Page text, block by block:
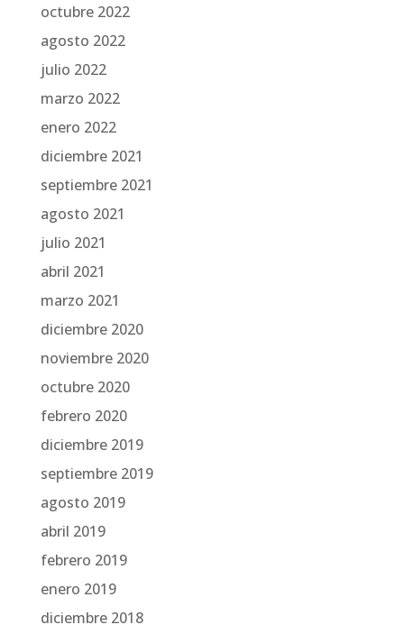
octubre 2022
agosto 2022
julio 2022
marzo 2022
enero 2022
diciembre 2021
septiembre 2021
agosto 2021
julio 2021
abril 2021
marzo 2021
diciembre 2020
noviembre 2020
octubre 2020
febrero 2020
diciembre 2019
septiembre 2019
agosto 2019
abril 2019
febrero 2019
enero 2019
diciembre 2018